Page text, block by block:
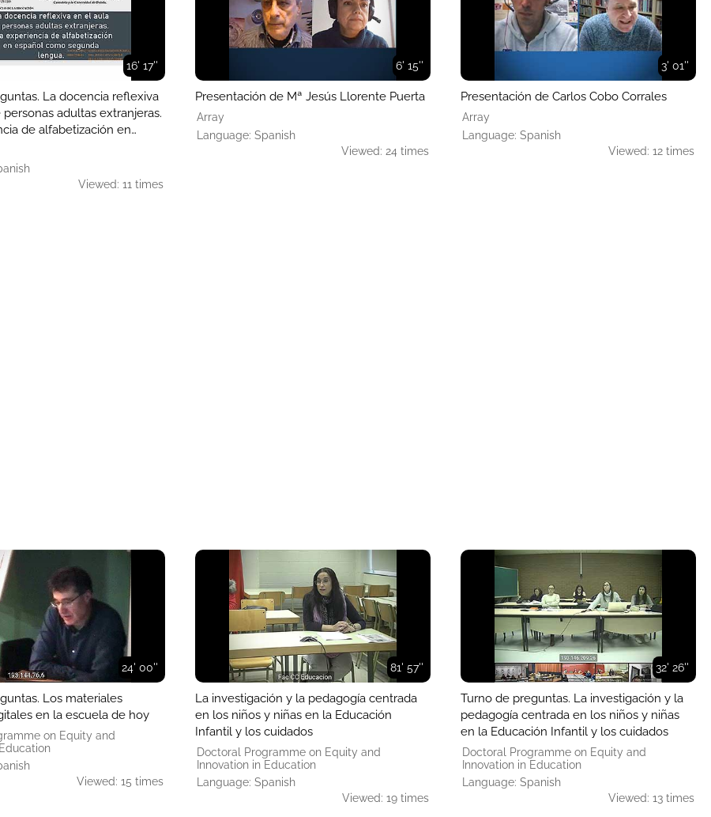
16' 17''
La docencia reflexiva
adultas extranjeras.
de alfabetización en
segunda lengua
Viewed: 11 times
6' 15''
Presentación de Mª Jesús Llorente Puerta
Array
Language: Spanish
Viewed: 24 times
3' 01''
Presentación de Carlos Cobo Corrales
Array
Language: Spanish
Viewed: 12 times
24' 00''
Los materiales
en la escuela de hoy
on Equity and
Viewed: 15 times
81' 57''
La investigación y la pedagogía centrada
en los niños y niñas en la Educación
Infantil y los cuidados
Doctoral Programme on Equity and
Innovation in Education
Language: Spanish
Viewed: 19 times
32' 26''
Turno de preguntas. La investigación y la
pedagogía centrada en los niños y niñas
en la Educación Infantil y los cuidados
Doctoral Programme on Equity and
Innovation in Education
Language: Spanish
Viewed: 13 times